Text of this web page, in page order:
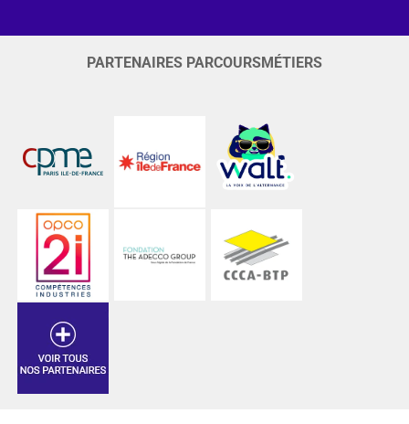
PARTENAIRES PARCOURSMÉTIERS